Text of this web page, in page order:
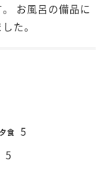
お風呂の備品に
た。
夕食 5
5